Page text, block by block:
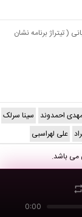
0:00
( تیتراژ برنامه نشان
احمدوند سینا سرلک
علی لهراسبی
می باشد.